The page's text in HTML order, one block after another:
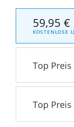
59,95 €
KOSTENLOSE
Top Preis
Top Preis